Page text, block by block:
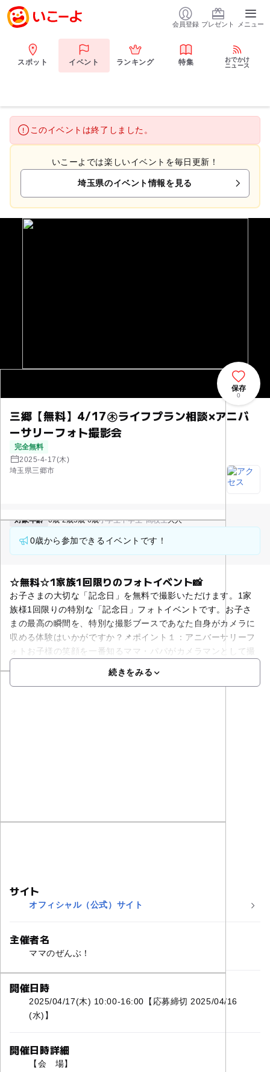
会員登録 プレゼント メニュー
スポット イベント ランキング 特集
おでかけ
ニュース
このイベントは終了しました。
いこーよでは楽しいイベントを毎日更新！
埼玉県のイベント情報を見る
三郷【無料】4/17㊍ライフプラン相談×アニバ
ーサリーフォト撮影会
完全無料
2025-4-17(木)
埼玉県三郷市
保存
0
対象年齢 0歳-2歳3歳-6歳小学生中学生･高校生大人
0歳から参加できるイベントです！
☆無料☆1家族1回限りのフォトイベント📸
お子さまの大切な「記念日」を無料で撮影いただけます。1家
族様1回限りの特別な「記念日」フォトイベントです。お子さ
まの最高の瞬間を、特別な撮影ブースであなた自身がカメラに
収める体験はいかがですか？📌ポイント１：アニバーサリーフ
ォトお子様の笑顔を一番知るママ・パパがカメラマンとして撮
続きをみる
サイト
オフィシャル（公式）サイト
主催者名
ママのぜんぶ！
開催日時
2025/04/17(木) 10:00-16:00【応募締切 2025/04/16
(水)】
開催日時詳細
【会 場】